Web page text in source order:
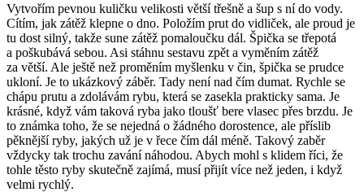
Vytvořím pevnou kuličku velikosti větší třešně a šup s ní do vody.
Cítím, jak zátěž klepne o dno. Položím prut do vidliček, ale proud je
tu dost silný, takže sune zátěž pomaloučku dál. Špička se třepotá
a poškubává sebou. Asi stáhnu sestavu zpět a vyměním zátěž
za větší. Ale ještě než proměním myšlenku v čin, špička se prudce
ukloní. Je to ukázkový záběr. Tady není nad čím dumat. Rychle se
chápu prutu a zdolávám rybu, která se zasekla prakticky sama. Je
krásné, když vám taková ryba jako tloušť bere vlasec přes brzdu. Je
to známka toho, že se nejedná o žádného dorostence, ale příslib
pěknější ryby, jakých už je v řece čím dál méně. Takový zaběr
vždycky tak trochu zavání náhodou. Abych mohl s klidem říci, že
tohle těsto ryby skutečně zajímá, musí přijít více než jeden, i když
velmi rychlý.